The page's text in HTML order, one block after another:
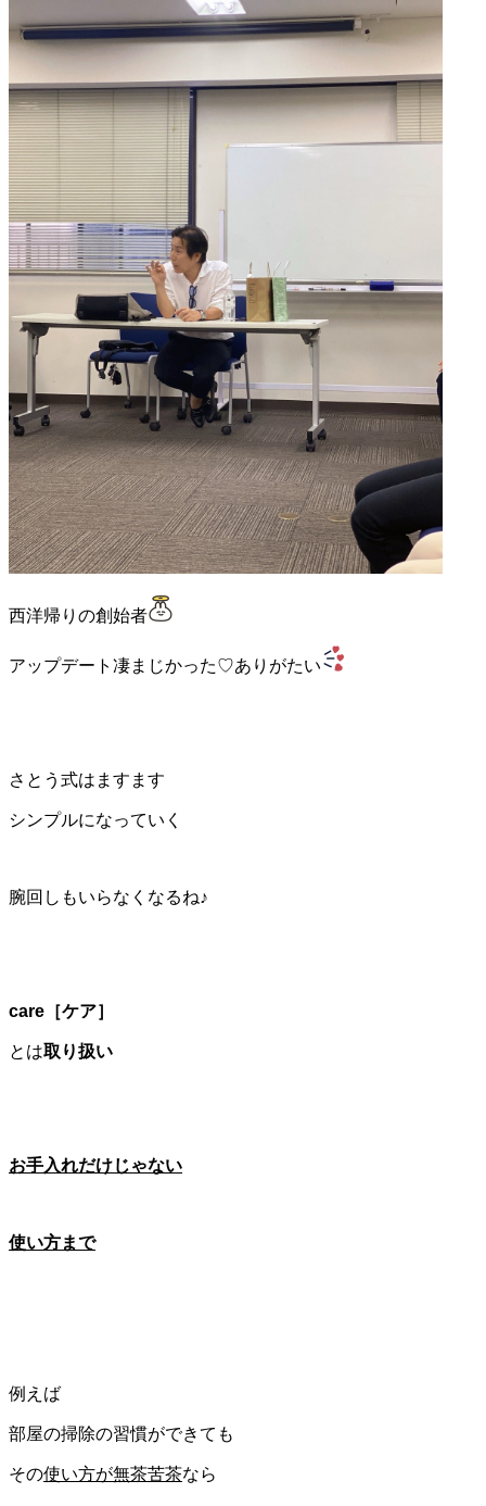
西洋帰りの創始者
アップデート凄まじかった♡ありがたい
さとう式はますます
シンプルになっていく
腕回しもいらなくなるね♪
care［ケア］
とは取り扱い
お手入れだけじゃない
使い方まで
例えば
部屋の掃除の習慣ができても
その使い方が無茶苦茶なら